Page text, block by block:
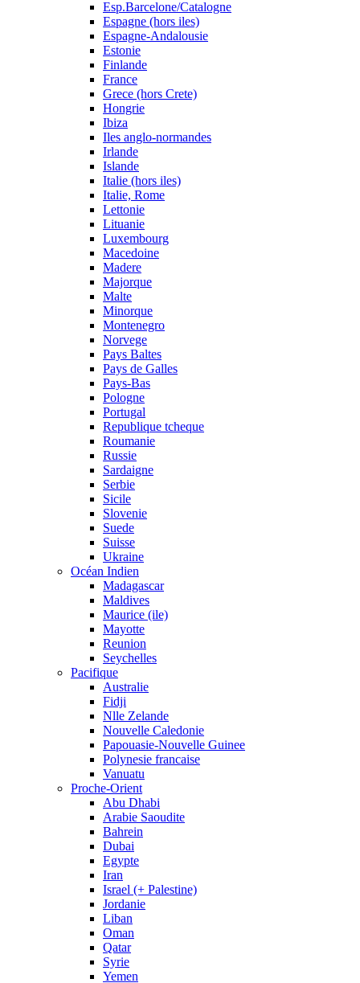
Esp.Barcelone/Catalogne
Espagne (hors iles)
Espagne-Andalousie
Estonie
Finlande
France
Grece (hors Crete)
Hongrie
Ibiza
Iles anglo-normandes
Irlande
Islande
Italie (hors iles)
Italie, Rome
Lettonie
Lituanie
Luxembourg
Macedoine
Madere
Majorque
Malte
Minorque
Montenegro
Norvege
Pays Baltes
Pays de Galles
Pays-Bas
Pologne
Portugal
Republique tcheque
Roumanie
Russie
Sardaigne
Serbie
Sicile
Slovenie
Suede
Suisse
Ukraine
Océan Indien
Madagascar
Maldives
Maurice (ile)
Mayotte
Reunion
Seychelles
Pacifique
Australie
Fidji
Nlle Zelande
Nouvelle Caledonie
Papouasie-Nouvelle Guinee
Polynesie francaise
Vanuatu
Proche-Orient
Abu Dhabi
Arabie Saoudite
Bahrein
Dubai
Egypte
Iran
Israel (+ Palestine)
Jordanie
Liban
Oman
Qatar
Syrie
Yemen